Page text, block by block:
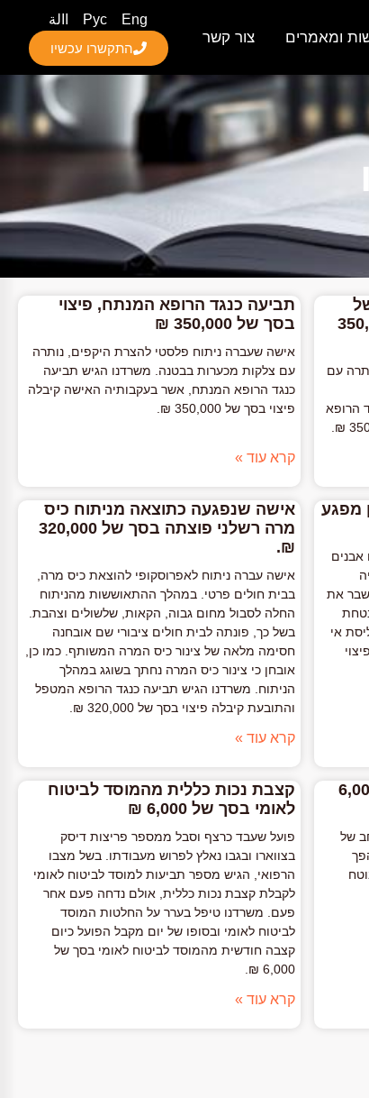
ומאמרים צור קשר
Eng
Рус
االة
התקשרו עכשיו
בסך של 350,000
עם
הרופא
תביעה כנגד הרופא המנתח, פיצוי
בסך של 350,000 ₪
אישה שעברה ניתוח פלסטי להצרת היקפים, נותרה
עם צלקות מכערות בבטנה. משרדנו הגיש תביעה
כנגד הרופא המנתח, אשר בעקבותיה האישה קיבלה
פיצוי בסך של 350,000 ₪.
קרא עוד »
מפגע
את
אי
אישה שנפגעה כתוצאה מניתוח כיס
מרה רשלני פוצתה בסך של 320,000
₪.
אישה עברה ניתוח לאפרוסקופי להוצאת כיס מרה,
בבית חולים פרטי. במהלך ההתאוששות מהניתוח
החלה לסבול מחום גבוה, הקאות, שלשולים וצהבת.
בשל כך, פונתה לבית חולים ציבורי שם אובחנה
חסימה מלאה של צינור כיס המרה המשותף. כמו כן,
אובחן כי צינור כיס המרה נחתך בשוגג במהלך
הניתוח. משרדנו הגיש תביעה כנגד הרופא המטפל
והתובעת קיבלה פיצוי בסך של 320,000 ₪.
קרא עוד »
חודשית בסך של 6,000
של
קצבת נכות כללית מהמוסד לביטוח
לאומי בסך של 6,000 ₪
פועל שעבד כרצף וסבל ממספר פריצות דיסק
בצווארו ובגבו נאלץ לפרוש מעבודתו. בשל מצבו
הרפואי, הגיש מספר תביעות למוסד לביטוח לאומי
לקבלת קצבת נכות כללית, אולם נדחה פעם אחר
פעם. משרדנו טיפל בערר על החלטות המוסד
לביטוח לאומי ובסופו של יום מקבל הפועל כיום
קצבה חודשית מהמוסד לביטוח לאומי בסך של
6,000 ₪.
קרא עוד »